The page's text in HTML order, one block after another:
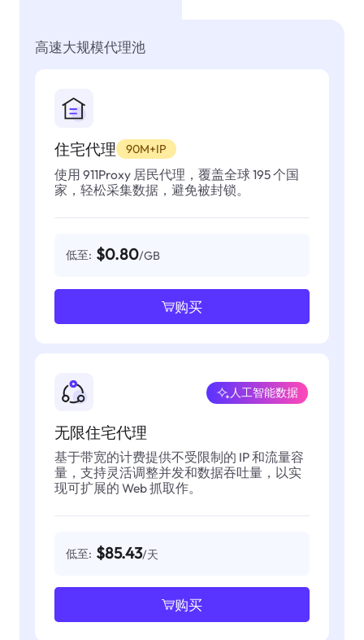
高速大规模代理池
住宅代理 90M+IP
使用 911Proxy 居民代理，覆盖全球 195 个国
家，轻松采集数据，避免被封锁。
低至: $0.80/GB
购买
无限住宅代理
人工智能数据
基于带宽的计费提供不受限制的 IP 和流量容
量，支持灵活调整并发和数据吞吐量，以实
现可扩展的 Web 抓取作。
低至: $85.43/天
购买